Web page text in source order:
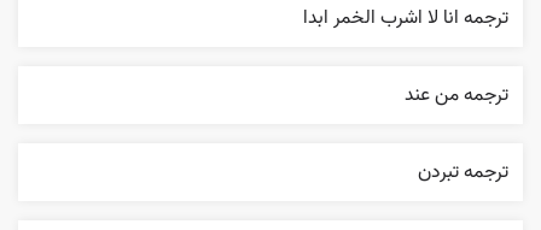
ترجمه انا لا اشرب الخمر ابدا
ترجمه من عند
ترجمه تبردن